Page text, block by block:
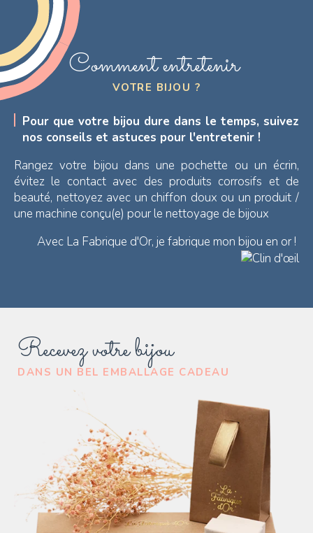
Recevez votre bijou
DANS UN BEL EMBALLAGE CADEAU
Comment entretenir
VOTRE BIJOU ?
Pour que votre bijou dure dans le temps, suivez
nos conseils et astuces pour l'entretenir !
Rangez votre bijou dans une pochette ou un écrin,
évitez le contact avec des produits corrosifs et de
beauté, nettoyez avec un chiffon doux ou un produit /
une machine conçu(e) pour le nettoyage de bijoux
Avec La Fabrique d'Or, je fabrique mon bijou en or !